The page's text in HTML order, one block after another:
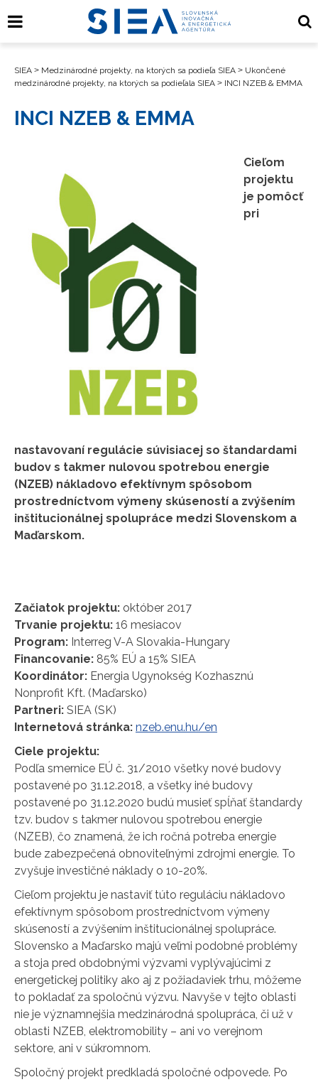
SIEA > Medzinárodné projekty, na ktorých sa podieľa SIEA > Ukončené
medzinárodné projekty, na ktorých sa podieľala SIEA > INCI NZEB & EMMA
INCI NZEB & EMMA
Cieľom
projektu
je pomôcť
pri
nastavovaní regulácie súvisiacej so štandardami
budov s takmer nulovou spotrebou energie
(NZEB) nákladovo efektívnym spôsobom
prostredníctvom výmeny skúseností a zvýšením
inštitucionálnej spolupráce medzi Slovenskom a
Maďarskom.
Začiatok projektu: október 2017
Trvanie projektu: 16 mesiacov
Program: Interreg V-A Slovakia-Hungary
Financovanie: 85% EÚ a 15% SIEA
Koordinátor: Energia Ugynokség Kozhasznú
Nonprofit Kft. (Maďarsko)
Partneri: SIEA (SK)
Internetová stránka: nzeb.enu.hu/en
Ciele projektu:
Podľa smernice EÚ č. 31/2010 všetky nové budovy
postavené po 31.12.2018, a všetky iné budovy
postavené po 31.12.2020 budú musieť spĺňať štandardy
tzv. budov s takmer nulovou spotrebou energie
(NZEB), čo znamená, že ich ročná potreba energie
bude zabezpečená obnoviteľnými zdrojmi energie. To
zvyšuje investičné náklady o 10-20%.
Cieľom projektu je nastaviť túto reguláciu nákladovo
efektívnym spôsobom prostredníctvom výmeny
skúseností a zvýšením inštitucionálnej spolupráce.
Slovensko a Maďarsko majú veľmi podobné problémy
a stoja pred obdobnými výzvami vyplývajúcimi z
energetickej politiky ako aj z požiadaviek trhu, môžeme
to pokladať za spoločnú výzvu. Navyše v tejto oblasti
nie je významnejšia medzinárodná spolupráca, či už v
oblasti NZEB, elektromobility – ani vo verejnom
sektore, ani v súkromnom.
Spoločný projekt predkladá spoločné odpovede. Po